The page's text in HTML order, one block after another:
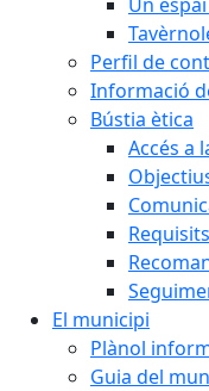
Perfil de
Informació
Bústia ètica
Accés a
Requisits
El municipi
Plànol
Guia del